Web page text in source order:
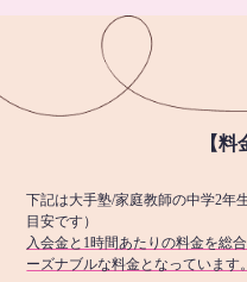
【料
下記は大手塾/家庭教師の中学2年
目安です）
入会金と1時間あたりの料金を総
ーズナブルな料金となっています。